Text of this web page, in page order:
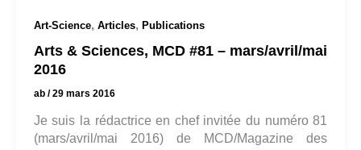
Art-Science, Articles, Publications
Arts & Sciences, MCD #81 – mars/avril/mai
2016
ab /29 mars 2016
Je suis la rédactrice en chef invitée du numéro 81
(mars/avril/mai 2016) de MCD/Magazine des